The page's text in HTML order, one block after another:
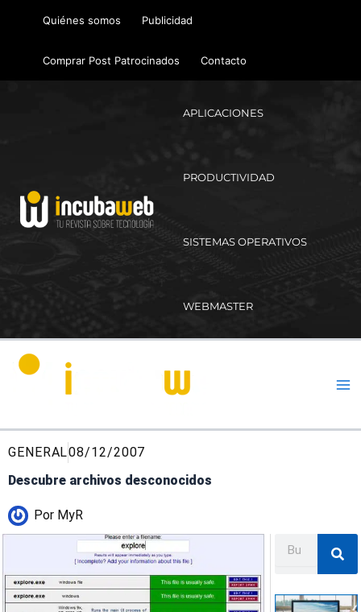
Quiénes somos Publicidad
Comprar Post Patrocinados Contacto
APLICACIONES
PRODUCTIVIDAD
SISTEMAS OPERATIVOS
WEBMASTER
GENERAL08/12/2007
Descubre archivos desconocidos
Por MyR